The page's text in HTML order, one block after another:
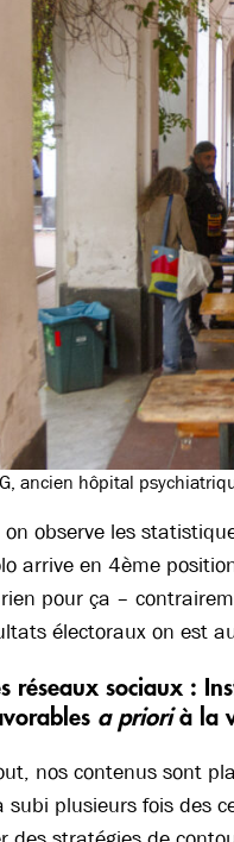
ancien hôpital
on observe les
arrive en 4ème
pour ça –
électoraux on est
réseaux sociaux :
a priorià la
nos contenus sont
subi plusieurs fois des